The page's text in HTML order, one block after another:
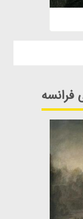
فرانسه